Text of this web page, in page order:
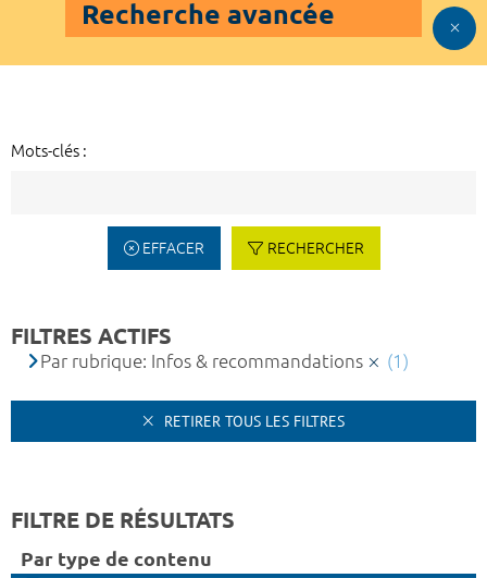
Recherche avancée
Mots-clés :
EFFACER RECHERCHER
FILTRES ACTIFS
Par rubrique: Infos & recommandations (1)
RETIRER TOUS LES FILTRES
FILTRE DE RÉSULTATS
Par type de contenu